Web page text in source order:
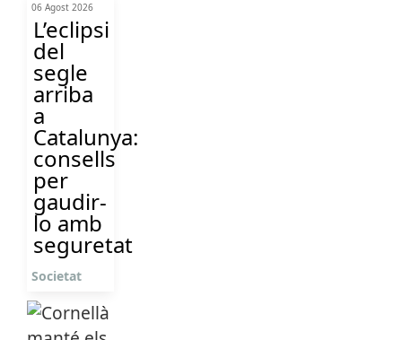
06 Agost 2026
L’eclipsi
del
segle
arriba
a
Catalunya:
consells
per
gaudir-
lo amb
seguretat
Societat